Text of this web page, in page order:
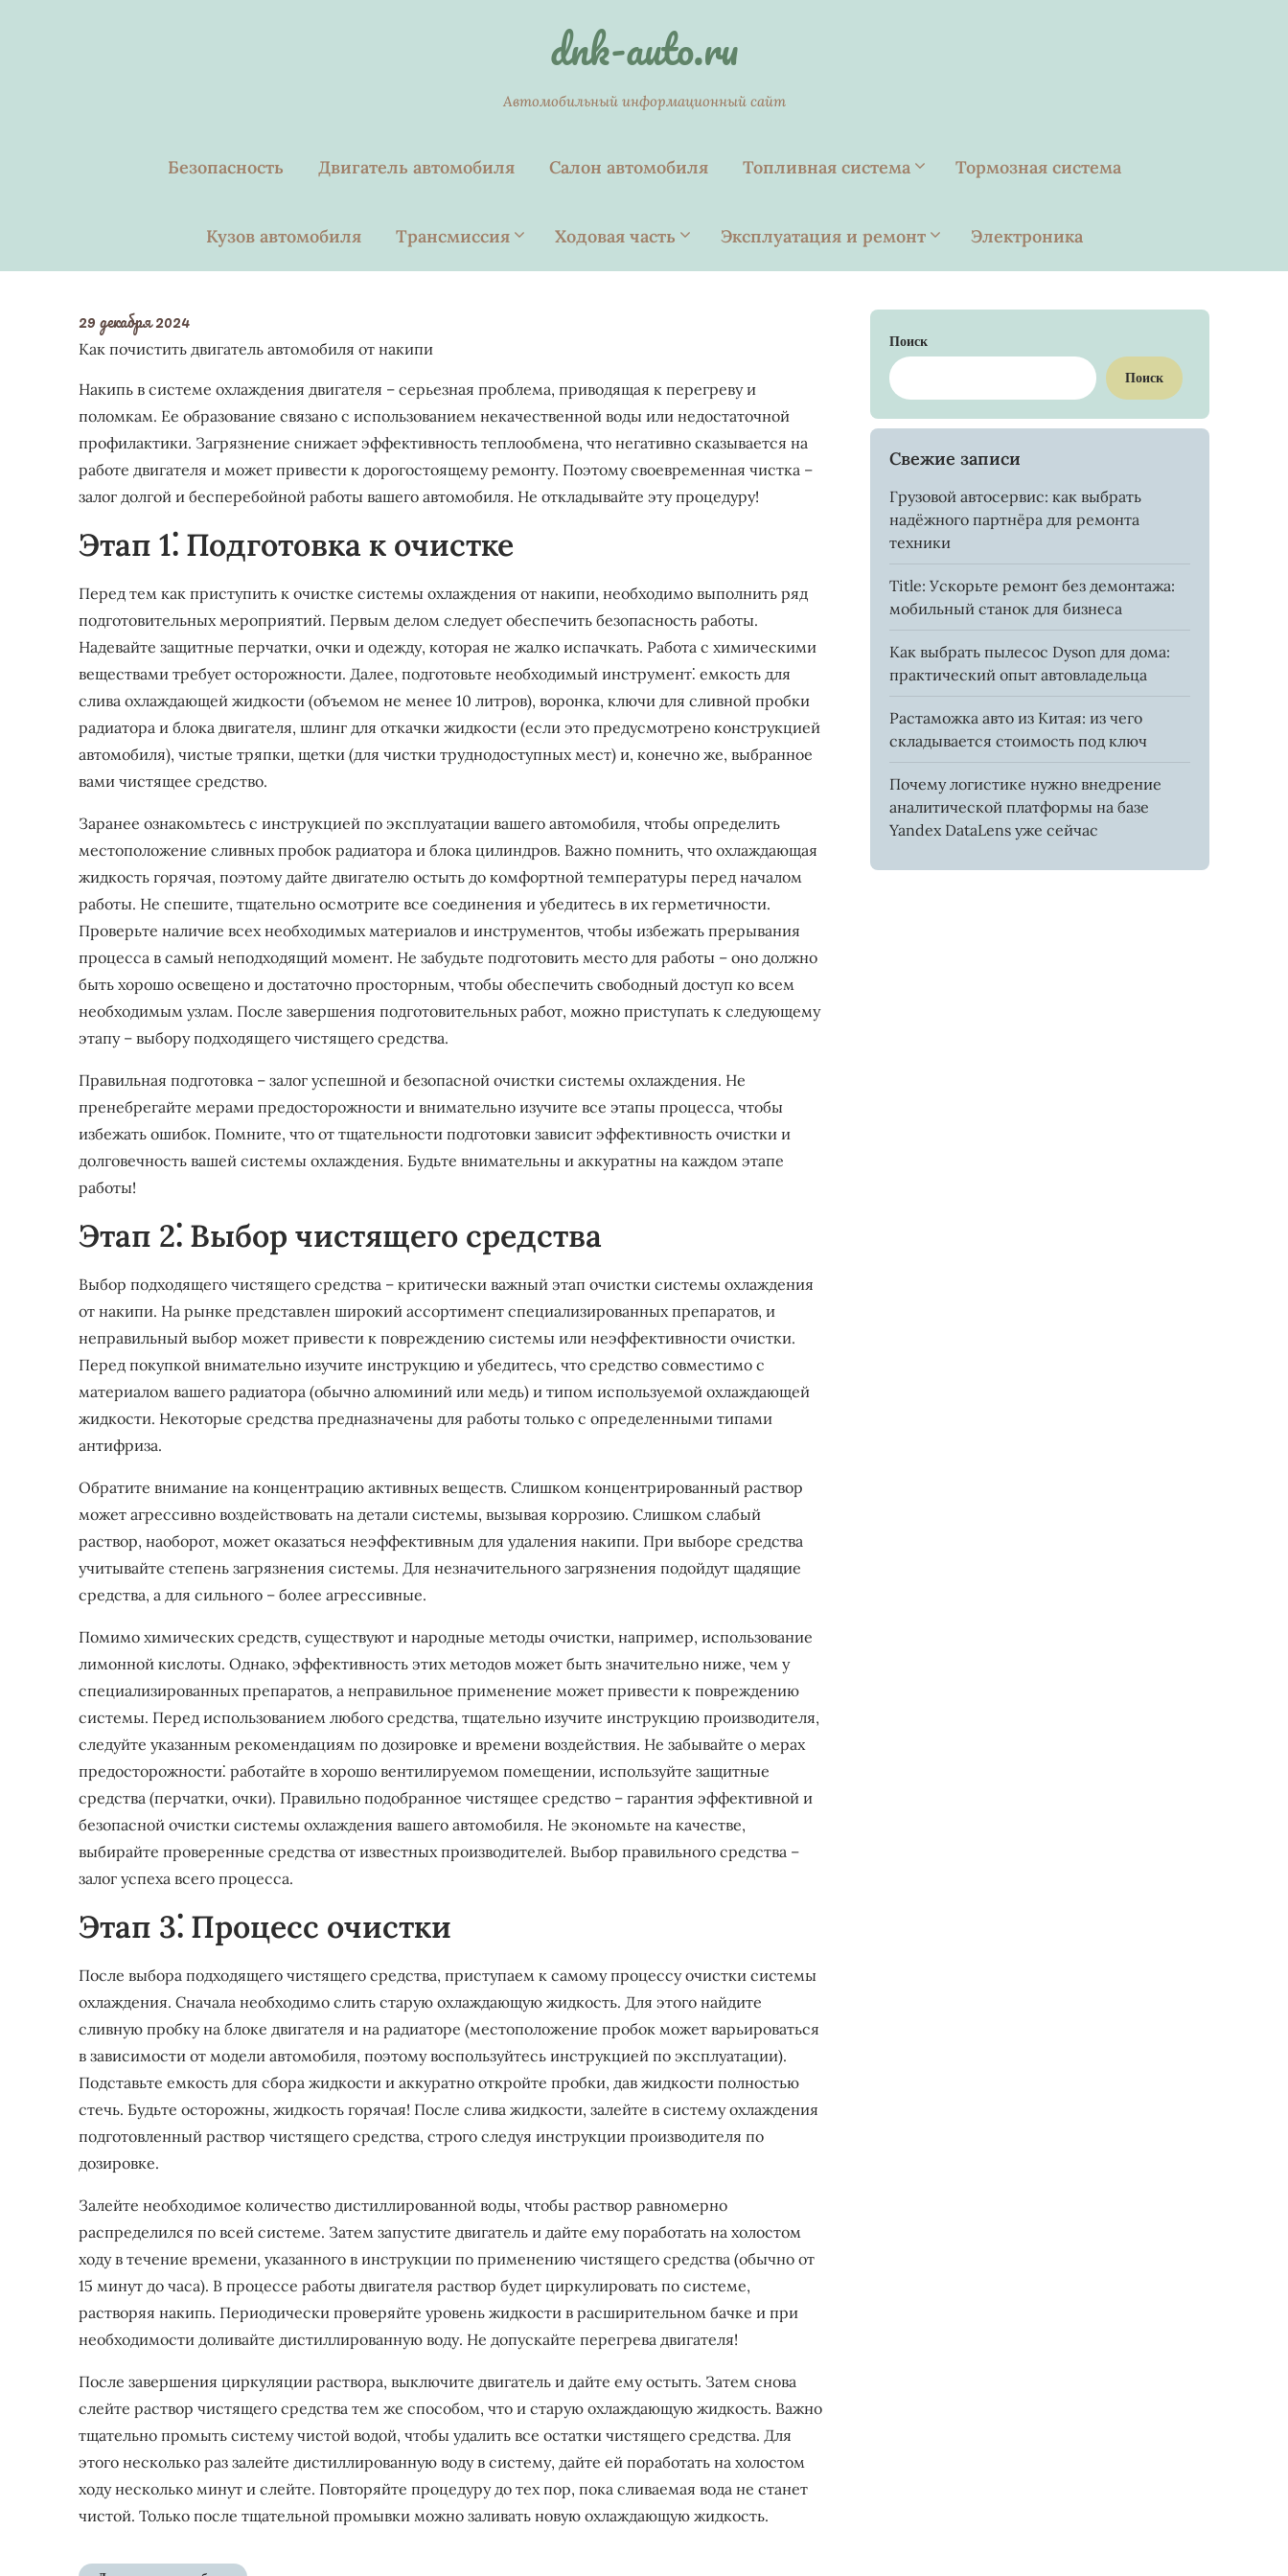
dnk-auto.ru
Автомобильный информационный сайт
Безопасность Двигатель автомобиля Салон автомобиля Топливная система Тормозная система
Кузов автомобиля Трансмиссия Ходовая часть Эксплуатация и ремонт Электроника
29 декабря 2024
Как почистить двигатель автомобиля от накипи
Накипь в системе охлаждения двигателя – серьезная проблема, приводящая к перегреву и
поломкам. Ее образование связано с использованием некачественной воды или недостаточной
профилактики. Загрязнение снижает эффективность теплообмена, что негативно сказывается на
работе двигателя и может привести к дорогостоящему ремонту. Поэтому своевременная чистка –
залог долгой и бесперебойной работы вашего автомобиля. Не откладывайте эту процедуру!
Этап 1⁚ Подготовка к очистке
Перед тем как приступить к очистке системы охлаждения от накипи, необходимо выполнить ряд
подготовительных мероприятий. Первым делом следует обеспечить безопасность работы.
Надевайте защитные перчатки, очки и одежду, которая не жалко испачкать. Работа с химическими
веществами требует осторожности. Далее, подготовьте необходимый инструмент⁚ емкость для
слива охлаждающей жидкости (объемом не менее 10 литров), воронка, ключи для сливной пробки
радиатора и блока двигателя, шлинг для откачки жидкости (если это предусмотрено конструкцией
автомобиля), чистые тряпки, щетки (для чистки труднодоступных мест) и, конечно же, выбранное
вами чистящее средство.
Заранее ознакомьтесь с инструкцией по эксплуатации вашего автомобиля, чтобы определить
местоположение сливных пробок радиатора и блока цилиндров. Важно помнить, что охлаждающая
жидкость горячая, поэтому дайте двигателю остыть до комфортной температуры перед началом
работы. Не спешите, тщательно осмотрите все соединения и убедитесь в их герметичности.
Проверьте наличие всех необходимых материалов и инструментов, чтобы избежать прерывания
процесса в самый неподходящий момент. Не забудьте подготовить место для работы – оно должно
быть хорошо освещено и достаточно просторным, чтобы обеспечить свободный доступ ко всем
необходимым узлам. После завершения подготовительных работ, можно приступать к следующему
этапу – выбору подходящего чистящего средства.
Правильная подготовка – залог успешной и безопасной очистки системы охлаждения. Не
пренебрегайте мерами предосторожности и внимательно изучите все этапы процесса, чтобы
избежать ошибок. Помните, что от тщательности подготовки зависит эффективность очистки и
долговечность вашей системы охлаждения. Будьте внимательны и аккуратны на каждом этапе
работы!
Этап 2⁚ Выбор чистящего средства
Выбор подходящего чистящего средства – критически важный этап очистки системы охлаждения
от накипи. На рынке представлен широкий ассортимент специализированных препаратов, и
неправильный выбор может привести к повреждению системы или неэффективности очистки.
Перед покупкой внимательно изучите инструкцию и убедитесь, что средство совместимо с
материалом вашего радиатора (обычно алюминий или медь) и типом используемой охлаждающей
жидкости. Некоторые средства предназначены для работы только с определенными типами
антифриза.
Обратите внимание на концентрацию активных веществ. Слишком концентрированный раствор
может агрессивно воздействовать на детали системы, вызывая коррозию. Слишком слабый
раствор, наоборот, может оказаться неэффективным для удаления накипи. При выборе средства
учитывайте степень загрязнения системы. Для незначительного загрязнения подойдут щадящие
средства, а для сильного – более агрессивные.
Помимо химических средств, существуют и народные методы очистки, например, использование
лимонной кислоты. Однако, эффективность этих методов может быть значительно ниже, чем у
специализированных препаратов, а неправильное применение может привести к повреждению
системы. Перед использованием любого средства, тщательно изучите инструкцию производителя,
следуйте указанным рекомендациям по дозировке и времени воздействия. Не забывайте о мерах
предосторожности⁚ работайте в хорошо вентилируемом помещении, используйте защитные
средства (перчатки, очки). Правильно подобранное чистящее средство – гарантия эффективной и
безопасной очистки системы охлаждения вашего автомобиля. Не экономьте на качестве,
выбирайте проверенные средства от известных производителей. Выбор правильного средства –
залог успеха всего процесса.
Этап 3⁚ Процесс очистки
После выбора подходящего чистящего средства, приступаем к самому процессу очистки системы
охлаждения. Сначала необходимо слить старую охлаждающую жидкость. Для этого найдите
сливную пробку на блоке двигателя и на радиаторе (местоположение пробок может варьироваться
в зависимости от модели автомобиля, поэтому воспользуйтесь инструкцией по эксплуатации).
Подставьте емкость для сбора жидкости и аккуратно откройте пробки, дав жидкости полностью
стечь. Будьте осторожны, жидкость горячая! После слива жидкости, залейте в систему охлаждения
подготовленный раствор чистящего средства, строго следуя инструкции производителя по
дозировке.
Залейте необходимое количество дистиллированной воды, чтобы раствор равномерно
распределился по всей системе. Затем запустите двигатель и дайте ему поработать на холостом
ходу в течение времени, указанного в инструкции по применению чистящего средства (обычно от
15 минут до часа). В процессе работы двигателя раствор будет циркулировать по системе,
растворяя накипь. Периодически проверяйте уровень жидкости в расширительном бачке и при
необходимости доливайте дистиллированную воду. Не допускайте перегрева двигателя!
После завершения циркуляции раствора, выключите двигатель и дайте ему остыть. Затем снова
слейте раствор чистящего средства тем же способом, что и старую охлаждающую жидкость. Важно
тщательно промыть систему чистой водой, чтобы удалить все остатки чистящего средства. Для
этого несколько раз залейте дистиллированную воду в систему, дайте ей поработать на холостом
ходу несколько минут и слейте. Повторяйте процедуру до тех пор, пока сливаемая вода не станет
чистой. Только после тщательной промывки можно заливать новую охлаждающую жидкость.
Поиск
Поиск
Свежие записи
Грузовой автосервис: как выбрать
надёжного партнёра для ремонта
техники
Title: Ускорьте ремонт без демонтажа:
мобильный станок для бизнеса
Как выбрать пылесос Dyson для дома:
практический опыт автовладельца
Растаможка авто из Китая: из чего
складывается стоимость под ключ
Почему логистике нужно внедрение
аналитической платформы на базе
Yandex DataLens уже сейчас